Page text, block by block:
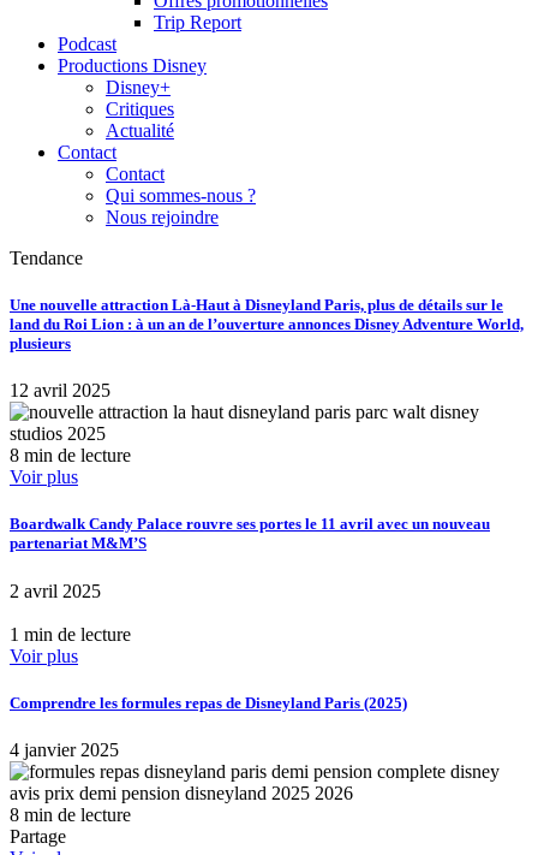
Trip Report
Podcast
Productions Disney
Disney+
Critiques
Actualité
Contact
Contact
Qui sommes-nous ?
Nous rejoindre
Tendance
Une nouvelle attraction Là-Haut à Disneyland Paris, plus de détails sur le
land du Roi Lion : à un an de l’ouverture annonces Disney Adventure World,
plusieurs
12 avril 2025
8 min de lecture
Voir plus
Boardwalk Candy Palace rouvre ses portes le 11 avril avec un nouveau
partenariat M&M’S
2 avril 2025
1 min de lecture
Voir plus
Comprendre les formules repas de Disneyland Paris (2025)
4 janvier 2025
8 min de lecture
Partage